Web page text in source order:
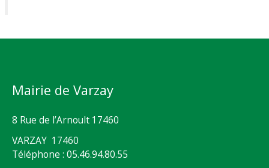
Mairie de Varzay
8 Rue de l’Arnoult 17460
VARZAY 17460
Téléphone : 05.46.94.80.55